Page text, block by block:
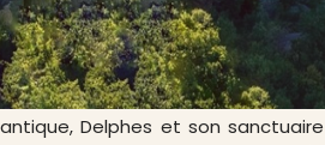
Delphes et son sanctuaire